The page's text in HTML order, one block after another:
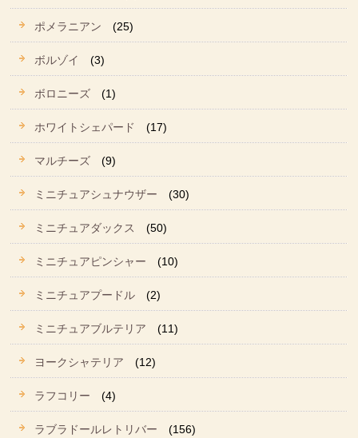
ポメラニアン (25)
ボルゾイ (3)
ボロニーズ (1)
ホワイトシェパード (17)
マルチーズ (9)
ミニチュアシュナウザー (30)
ミニチュアダックス (50)
ミニチュアピンシャー (10)
ミニチュアプードル (2)
ミニチュアブルテリア (11)
ヨークシャテリア (12)
ラフコリー (4)
ラブラドールレトリバー (156)